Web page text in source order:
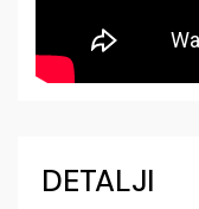
DETALJI